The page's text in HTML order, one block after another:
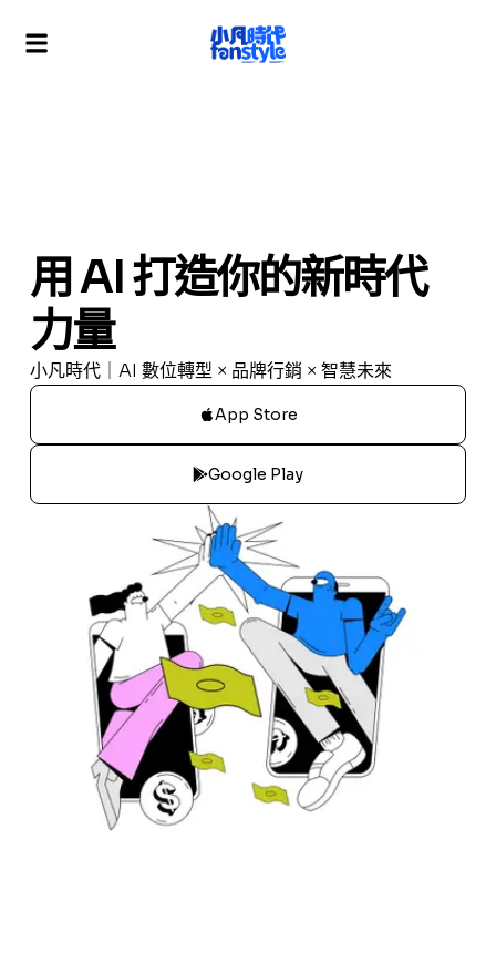
用 AI 打造你的新時代
力量
小凡時代｜AI 數位轉型 × 品牌行銷 × 智慧未來
App Store
Google Play